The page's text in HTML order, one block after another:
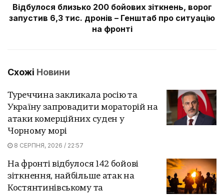
Відбулося близько 200 бойових зіткнень, ворог
запустив 6,3 тис. дронів – Генштаб про ситуацію
на фронті
Схожі Новини
Туреччина закликала росію та
Україну запровадити мораторій на
атаки комерційних суден у
Чорному морі
8 СЕРПНЯ, 2026 / 22:57
На фронті відбулося 142 бойові
зіткнення, найбільше атак на
Костянтинівському та